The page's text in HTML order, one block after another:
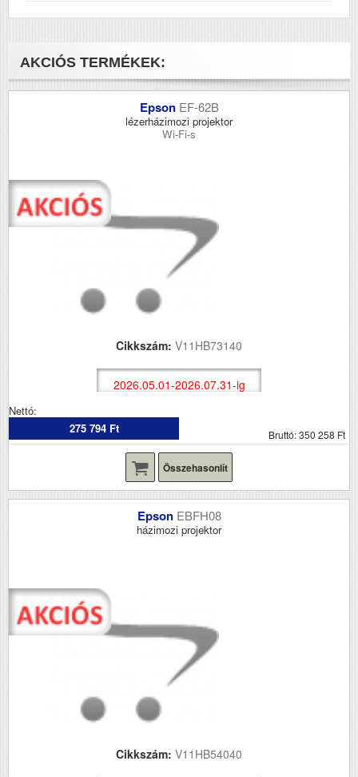
AKCIÓS TERMÉKEK:
Epson EF-62B
lézerházimozi projektor
Wi-Fi-s
Cikkszám: V11HB73140
2026.05.01-2026.07.31-ig
Nettó:
275 794 Ft
Bruttó: 350 258 Ft
Összehasonlít
Epson EBFH08
házimozi projektor
Cikkszám: V11HB54040